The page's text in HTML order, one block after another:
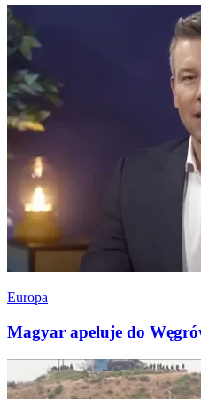
Europa
Magyar apeluje do